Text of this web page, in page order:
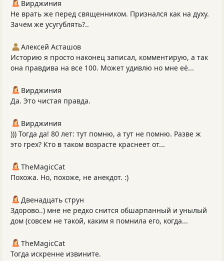
Вирджиния
Не врать же перед священником. Признался как на духу.
Зачем же усугублять?..
Алексей Асташов
Историю я просто наконец записал, комментирую, а так
она правдива на все 100. Может удивлю но мне её...
Вирджиния
Да. Это чистая правда.
Вирджиния
))) Тогда да! 80 лет: тут помню, а тут не помню. Разве ж
это грех? Кто в таком возрасте краснеет от...
TheMagicCat
Похожа. Но, похоже, не анекдот. :)
Двенадцать струн
Здорово..) мне не редко снится обшарпанный и унылый
дом (совсем не такой, каким я помнила его, когда...
TheMagicCat
Тогда искренне извините.